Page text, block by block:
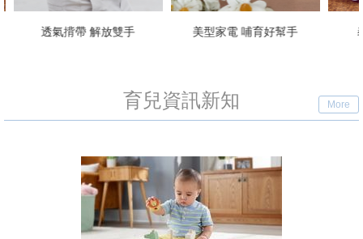
美型家電 哺育好幫手 義大利手工學步車
育兒資訊新知 More